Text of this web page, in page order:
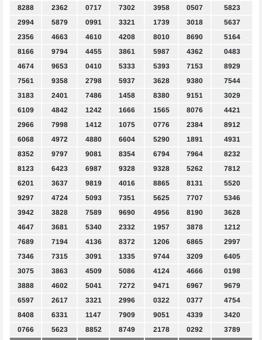
8288
2362 0717 7302 3958 0507
5823
2994
5879 0991 3321 1739 3018
5637
2356
4663 4610 4208 8010 8690
5164
8166
9794 4455 3861 5987 4362
0483
4674
9653 0410 5333 5393 7153
8929
7561
9358 2798 5937 3628 9380
7544
3183
2401 7486 1458 8380 9151
3029
6109
4842 1242 1666 1565 8076
4421
2966
7998 1412 1075 0776 2384
8912
6068
4972 4880 6604 5290 1891
4931
8352
9797 9081 8354 6794 7964
8232
8123
6423 6987 9328 9328 5262
7812
6201
3637 9819 4016 8865 8131
5520
9297
4724 5093 7351 5625 7707
5346
3942
3828 7589 9690 4956 8190
3628
4647
3681 5340 2332 1957 3878
1212
7689
7194 4136 8372 1206 6865
2997
7346
7315 3091 1335 9744 3209
6405
3075
3863 4509 5086 4124 4666
0198
3888
4602 5041 7272 9471 6967
9679
6597
2617 3321 2996 0322 0377
4754
8408
6331 1147 7909 9051 4339
3420
0766
5623 8852 8749 2178 0292 3789